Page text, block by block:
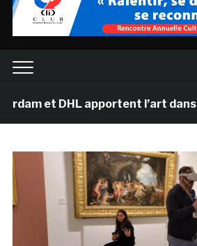
DHL apportent l’art dans les